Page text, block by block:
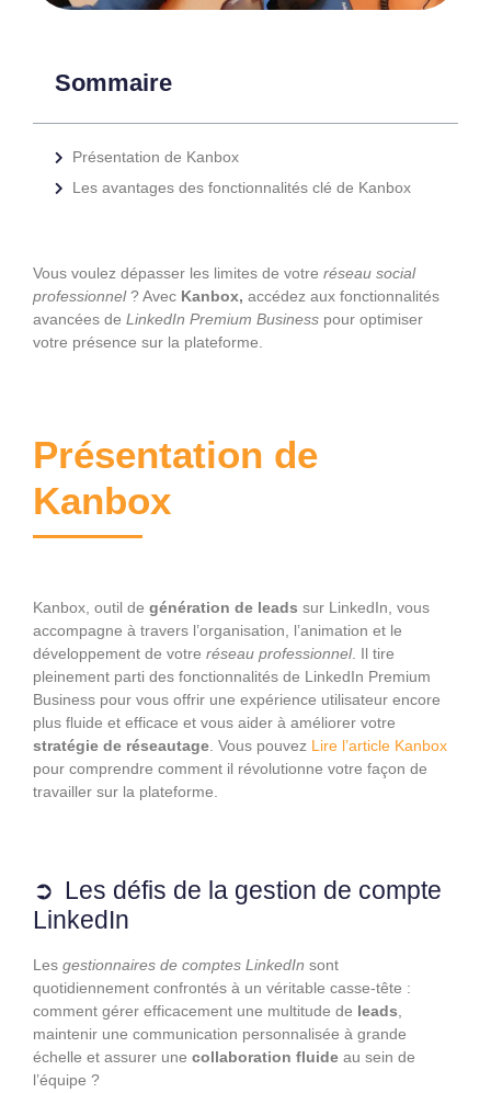
Sommaire
Présentation de Kanbox
Les avantages des fonctionnalités clé de Kanbox
Vous voulez dépasser les limites de votre réseau social
professionnel? Avec Kanbox, accédez aux fonctionnalités
avancées de LinkedIn Premium Business pour optimiser
votre présence sur la plateforme.
Présentation de
Kanbox
Kanbox, outil de génération de leads sur LinkedIn, vous
accompagne à travers l’organisation, l’animation et le
développement de votre réseau professionnel. Il tire
pleinement parti des fonctionnalités de LinkedIn Premium
Business pour vous offrir une expérience utilisateur encore
plus fluide et efficace et vous aider à améliorer votre
stratégie de réseautage . Vous pouvez Lire l’article Kanbox
pour comprendre comment il révolutionne votre façon de
travailler sur la plateforme.
Les défis de la gestion de compte
LinkedIn
Les gestionnaires de comptes LinkedIn sont
quotidiennement confrontés à un véritable casse-tête :
comment gérer efficacement une multitude de leads
maintenir une communication personnalisée à grande
échelle et assurer une collaboration fluide au sein de
l’équipe ?